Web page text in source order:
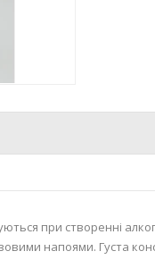
при створенні
напоями. Густа